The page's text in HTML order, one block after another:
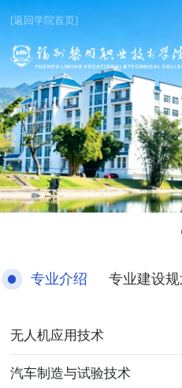
[返回学院首页]
专业介绍 专业建设规
无人机应用技术
汽车制造与试验技术